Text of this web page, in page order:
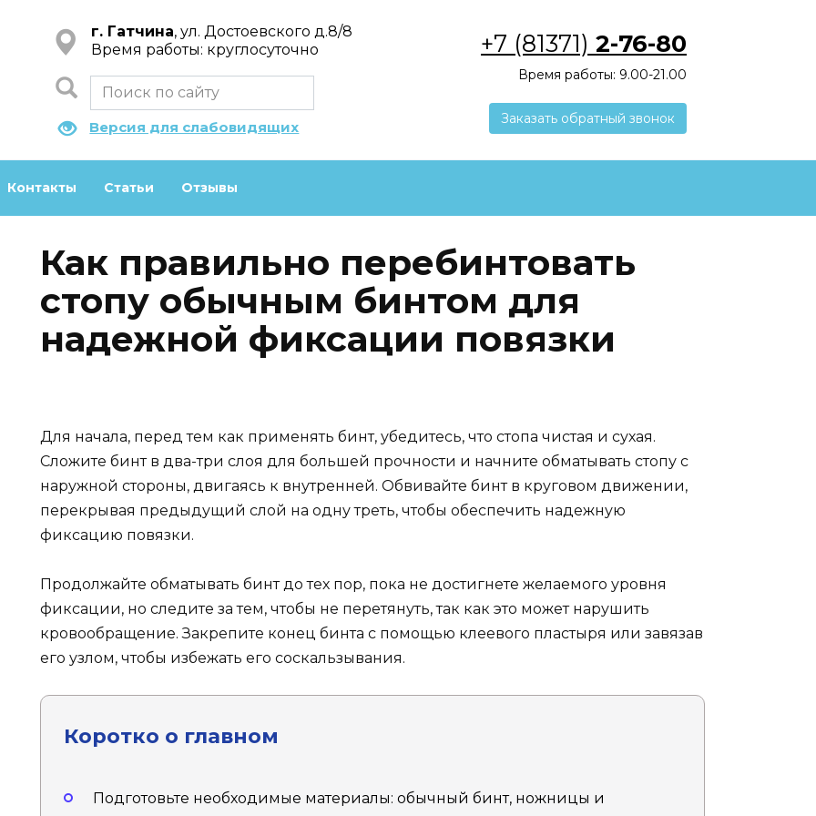
г. Гатчина, ул. Достоевского д.8/8
Время работы: круглосуточно
Версия для слабовидящих
+7 (81371) 2-76-80
Время работы: 9.00-21.00
Заказать обратный звонок
Контакты Статьи Отзывы
Как правильно перебинтовать
стопу обычным бинтом для
надежной фиксации повязки
Для начала, перед тем как применять бинт, убедитесь, что стопа чистая и сухая.
Сложите бинт в два-три слоя для большей прочности и начните обматывать стопу с
наружной стороны, двигаясь к внутренней. Обвивайте бинт в круговом движении,
перекрывая предыдущий слой на одну треть, чтобы обеспечить надежную
фиксацию повязки.
Продолжайте обматывать бинт до тех пор, пока не достигнете желаемого уровня
фиксации, но следите за тем, чтобы не перетянуть, так как это может нарушить
кровообращение. Закрепите конец бинта с помощью клеевого пластыря или завязав
его узлом, чтобы избежать его соскальзывания.
Коротко о главном
Подготовьте необходимые материалы: обычный бинт, ножницы и